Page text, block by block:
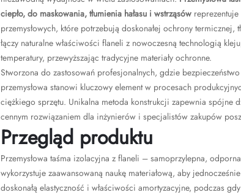
ciepło, do maskowania, tłumienia hałasu i wstrząsów
przemysłowych, które potrzebują doskonałej ochrony
łączy naturalne właściwości flaneli z nowoczesną technologią
temperatury, przewyższając tradycyjne materiały ochronne.
Stworzona do zastosowań profesjonalnych, gdzie
przemysłowa stanowi kluczowy element w procesach
ciężkiego sprzętu. Unikalna metoda konstrukcji zapewnia spójne
cennym rozwiązaniem dla inżynierów i specjalistów zakupów
Przegląd produktu
Przemysłowa taśma izolacyjna z flaneli – samoprzylepna,
wykorzystuje zaawansowaną naukę materiałową, aby
doskonałą elastyczność i właściwości amortyzacyjne, podczas